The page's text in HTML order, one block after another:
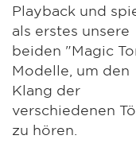
Playback und
als erstes unsere
beiden "Magic
Modelle, um den
Klang der
verschiedenen
zu hören.